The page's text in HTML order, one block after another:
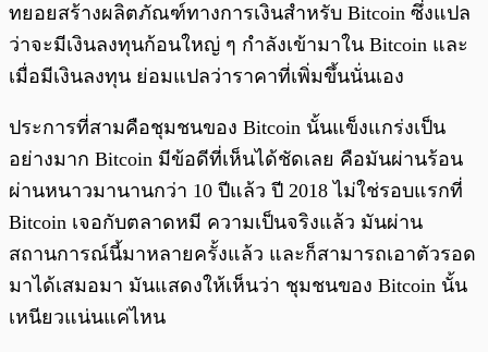
ทยอยสร้างผลิตภัณฑ์ทางการเงินสำหรับ Bitcoin ซึ่งแปล
ว่าจะมีเงินลงทุนก้อนใหญ่ ๆ กำลังเข้ามาใน Bitcoin และ
เมื่อมีเงินลงทุน ย่อมแปลว่าราคาที่เพิ่มขึ้นนั่นเอง
ประการที่สามคือชุมชนของ Bitcoin นั้นแข็งแกร่งเป็น
อย่างมาก Bitcoin มีข้อดีที่เห็นได้ชัดเลย คือมันผ่านร้อน
ผ่านหนาวมานานกว่า 10 ปีแล้ว ปี 2018 ไม่ใช่รอบแรกที่
Bitcoin เจอกับตลาดหมี ความเป็นจริงแล้ว มันผ่าน
สถานการณ์นี้มาหลายครั้งแล้ว และก็สามารถเอาตัวรอด
มาได้เสมอมา มันแสดงให้เห็นว่า ชุมชนของ Bitcoin นั้น
เหนียวแน่นแค่ไหน